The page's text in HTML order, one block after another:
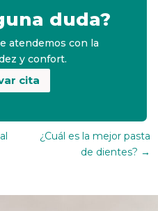
duda?
atendemos con la
y confort.
cita
¿Cuál es la mejor pasta
de dientes? →